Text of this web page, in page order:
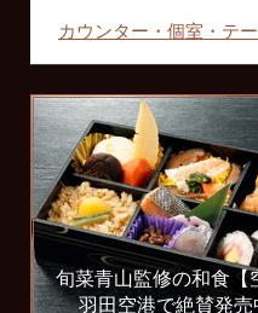
カウンター・個室・テ
旬菜青山監修の和食【
羽田空港で絶賛発売